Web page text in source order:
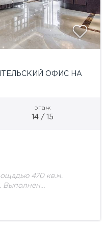
ОФИС НА
этаж
14 / 15
470 кв.м.
Выполнен
система